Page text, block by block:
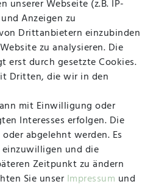
Kontakt
Freitag
unserer Webseite (z.B. IP-
Anzeigen zu
Drittanbietern einzubinden
zu analysieren. Die
erst durch gesetzte Cookies.
Dritten, die wir in den
mit Einwilligung oder
Interesses erfolgen. Die
abgelehnt werden. Es
und die
Zeitpunkt zu ändern
Sie unser Impressum und